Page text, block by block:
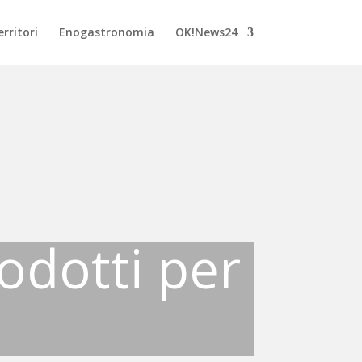
Enogastronomia OK!News24
per